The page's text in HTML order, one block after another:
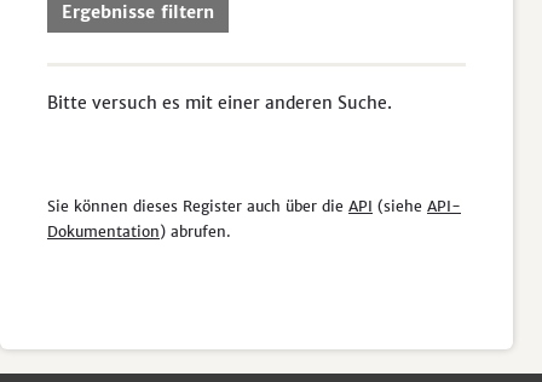
Ergebnisse filtern
Bitte versuch es mit einer anderen Suche.
Sie können dieses Register auch über die API (siehe API-
Dokumentation) abrufen.